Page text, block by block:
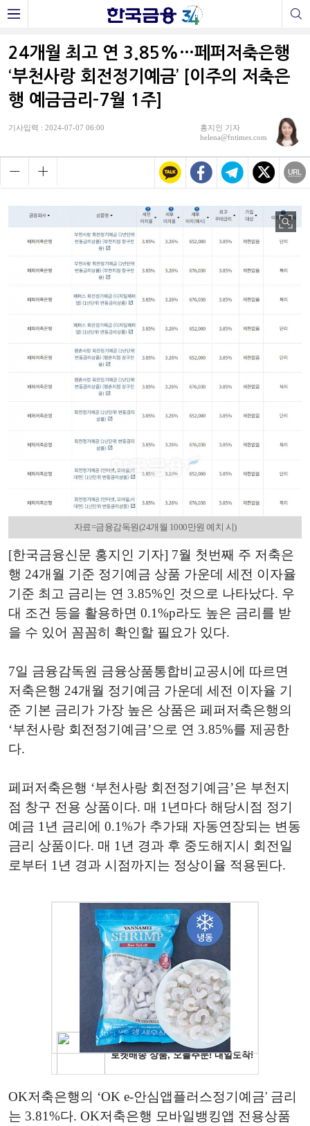
24개월 최고 연 3.85%…페퍼저축은행
‘부천사랑 회전정기예금’ [이주의 저축은
행 예금금리-7월 1주]
기사입력 : 2024-07-07 06:00
홍지인 기자
helena@fntimes.com
자료=금융감독원(24개월 1000만원 예치 시)
[한국금융신문 홍지인 기자] 7월 첫번째 주 저축은
행 24개월 기준 정기예금 상품 가운데 세전 이자율
기준 최고 금리는 연 3.85%인 것으로 나타났다. 우
대 조건 등을 활용하면 0.1%p라도 높은 금리를 받
을 수 있어 꼼꼼히 확인할 필요가 있다.
7일 금융감독원 금융상품통합비교공시에 따르면
저축은행 24개월 정기예금 가운데 세전 이자율 기
준 기본 금리가 가장 높은 상품은 페퍼저축은행의
‘부천사랑 회전정기예금’으로 연 3.85%를 제공한
다.
페퍼저축은행 ‘부천사랑 회전정기예금’은 부천지
점 창구 전용 상품이다. 매 1년마다 해당시점 정기
예금 1년 금리에 0.1%가 추가돼 자동연장되는 변동
금리 상품이다. 매 1년 경과 후 중도해지시 회전일
로부터 1년 경과 시점까지는 정상이율 적용된다.
OK저축은행의 ‘OK e-안심앱플러스정기예금' 금리
는 3.81%다. OK저축은행 모바일뱅킹앱 전용상품